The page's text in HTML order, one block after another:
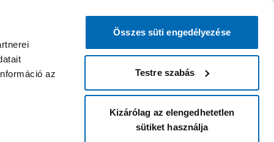
az
Összes süti engedélyezése
Testre szabás
Kizárólag az elengedhetetlen
sütiket használja
bejelentkezni?
Belépés Listáim
Áruházak és szolgáltatások